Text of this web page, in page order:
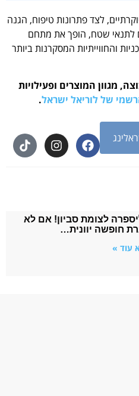
לצד פתרונות טיפוח, הגנה
לתנאי שטח, הופך את מתחם
והחווייתיות המסקרנות ביותר
מגוון המוצרים ופעילויות
של לוריאל ישראל.
לצומת סביון! אם לא
חופשה יוונית…
עוד »